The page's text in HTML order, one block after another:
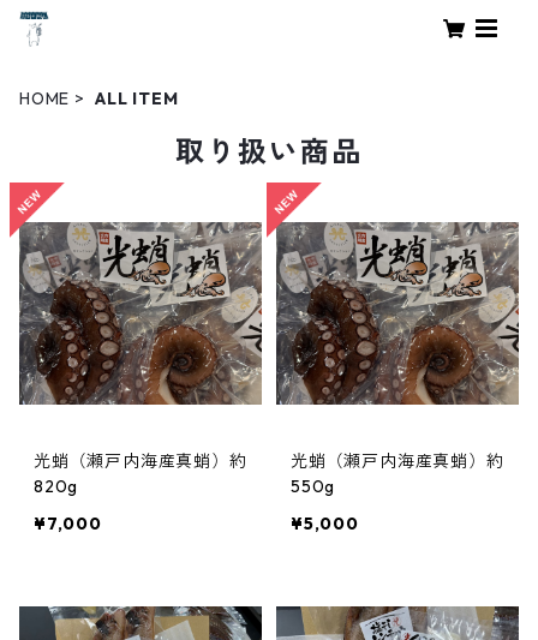
HOME ALL ITEM
取り扱い商品
光蛸（瀬戸内海産真蛸）約
820g
¥7,000
光蛸（瀬戸内海産真蛸）約
550g
¥5,000